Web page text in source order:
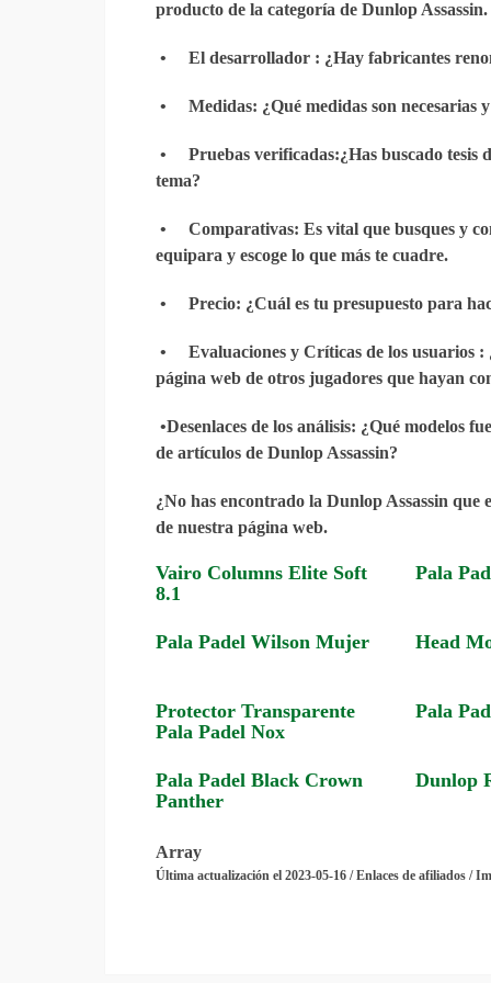
producto de la categoría de Dunlop Assassin.
• El desarrollador : ¿Hay fabricantes
• Medidas: ¿Qué medidas son necesarias
• Pruebas verificadas:¿Has buscado tesis
tema?
• Comparativas: Es vital que busques y
equipara y escoge lo que más te cuadre.
• Precio: ¿Cuál es tu presupuesto para
• Evaluaciones y Críticas de los usuarios :
página web de otros jugadores que hayan
•Desenlaces de los análisis: ¿Qué modelos
de artículos de Dunlop Assassin?
¿No has encontrado la Dunlop Assassin que
de nuestra página web.
Vairo Columns Elite Soft
8.1
Pala
Pala Padel Wilson Mujer Head
Protector Transparente
Pala Padel Nox
Pala
Pala Padel Black Crown
Panther
Dunlop
Array
Última actualización el 2023-05-16 / Enlaces de afiliados /